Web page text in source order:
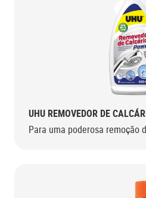
UHU REMOVEDOR DE
Para uma poderosa remoção